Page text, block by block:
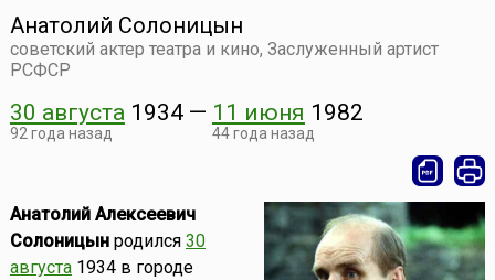
Анатолий Солоницын
советский актер театра и кино, Заслуженный артист
РСФСР
30 августа1934
92 года назад
— 11 июня 1982
44 года назад
Анатолий Алексеевич
Солоницынродился 30
августа1934 в городе